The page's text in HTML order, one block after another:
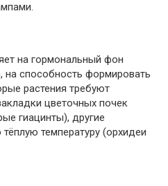
на гормональный фон
на способность формировать
растения требуют
цветочных почек
гиацинты), другие
температуру (орхидеи